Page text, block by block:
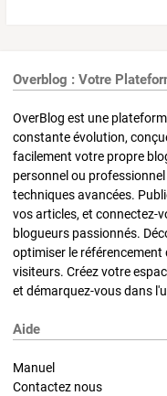
Overblog : Votre
OverBlog est une
constante évolution,
facilement votre propre
personnel ou
techniques avancées.
vos articles, et connectez-
blogueurs passionnés.
optimiser le
visiteurs. Créez votre
et démarquez-vous dans
Aide
Manuel
Contactez nous